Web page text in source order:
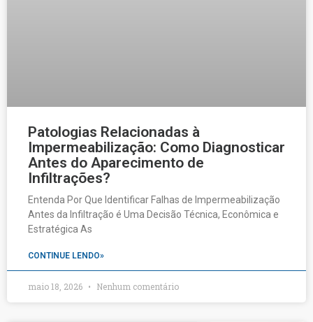
Patologias Relacionadas à
Impermeabilização: Como Diagnosticar
Antes do Aparecimento de
Infiltrações?
Entenda Por Que Identificar Falhas de Impermeabilização
Antes da Infiltração é Uma Decisão Técnica, Econômica e
Estratégica As
CONTINUE LENDO»
maio 18, 2026 Nenhum comentário